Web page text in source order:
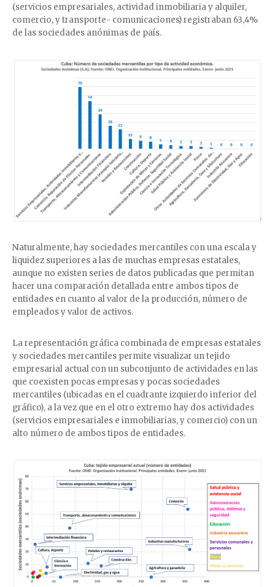
(servicios empresariales, actividad inmobiliaria y alquiler,
comercio, y transporte- comunicaciones) registraban 63,4%
de las sociedades anónimas de país.
Naturalmente, hay sociedades mercantiles con una escala y
liquidez superiores a las de muchas empresas estatales,
aunque no existen series de datos publicadas que permitan
hacer una comparación detallada entre ambos tipos de
entidades en cuanto al valor de la producción, número de
empleados y valor de activos.
La representación gráfica combinada de empresas estatales
y sociedades mercantiles permite visualizar un tejido
empresarial actual con un subconjunto de actividades en las
que coexisten pocas empresas y pocas sociedades
mercantiles (ubicadas en el cuadrante izquierdo inferior del
gráfico), a la vez que en el otro extremo hay dos actividades
(servicios empresariales e inmobiliarias, y comercio) con un
alto número de ambos tipos de entidades.